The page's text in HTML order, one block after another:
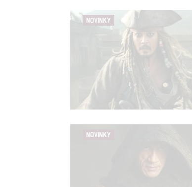
NOVINKY
NOVINKY